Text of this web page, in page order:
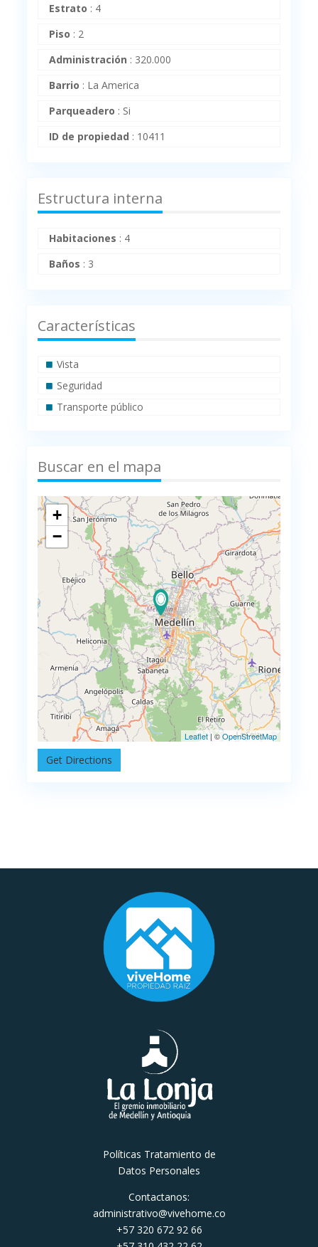
Estrato : 4
Piso : 2
Administración : 320.000
Barrio : La America
Parqueadero : Si
ID de propiedad : 10411
Estructura interna
Habitaciones : 4
Baños : 3
Características
Vista
Seguridad
Transporte público
Buscar en el mapa
+
−
Leaflet| ©OpenStreetMap
Get Directions
Políticas Tratamiento de
Datos Personales
Contactanos:
administrativo@vivehome.co
+57 320 672 92 66